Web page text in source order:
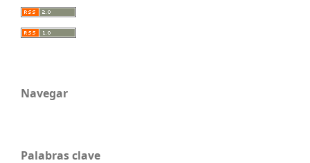
Navegar
Palabras clave